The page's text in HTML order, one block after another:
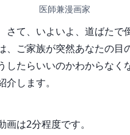
医師兼漫画家
さて、いよいよ、道ばたで
、ご家族が突然あなたの目
したらいいのかわからな
介します。
画は2分程度です。